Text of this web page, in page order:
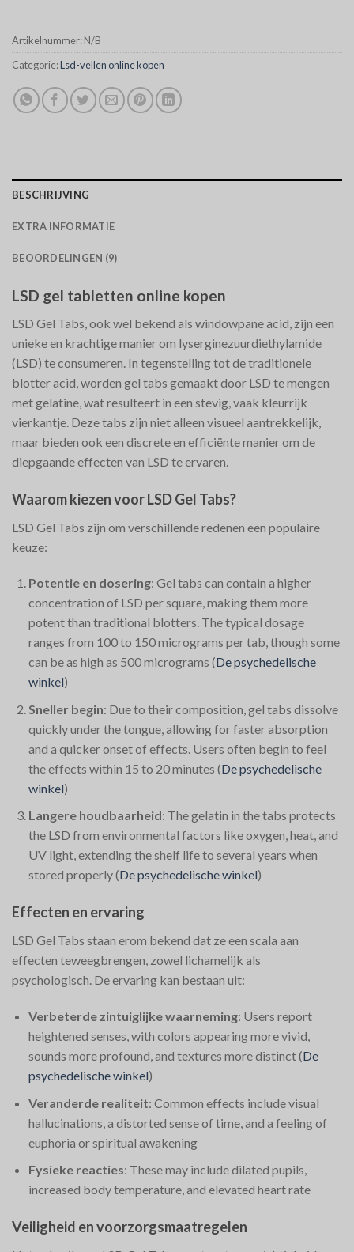
Artikelnummer:N/B
Categorie:Lsd-vellen online kopen
BESCHRIJVING
EXTRA INFORMATIE
BEOORDELINGEN (9)
LSD gel tabletten online kopen
LSD Gel Tabs, ook wel bekend als windowpane acid, zijn een
unieke en krachtige manier om lyserginezuurdiethylamide
(LSD) te consumeren. In tegenstelling tot de traditionele
blotter acid, worden gel tabs gemaakt door LSD te mengen
met gelatine, wat resulteert in een stevig, vaak kleurrijk
vierkantje. Deze tabs zijn niet alleen visueel aantrekkelijk,
maar bieden ook een discrete en efficiënte manier om de
diepgaande effecten van LSD te ervaren.
Waarom kiezen voor LSD Gel Tabs?
LSD Gel Tabs zijn om verschillende redenen een populaire
keuze:
Potentie en dosering: Gel tabs can contain a higher
concentration of LSD per square, making them more
potent than traditional blotters. The typical dosage
ranges from 100 to 150 micrograms per tab, though some
can be as high as 500 micrograms​ (De psychedelische
winkel)
Sneller begin: Due to their composition, gel tabs dissolve
quickly under the tongue, allowing for faster absorption
and a quicker onset of effects. Users often begin to feel
the effects within 15 to 20 minutes​ (De psychedelische
winkel)
Langere houdbaarheid: The gelatin in the tabs protects
the LSD from environmental factors like oxygen, heat, and
UV light, extending the shelf life to several years when
stored properly​(De psychedelische winkel)
Effecten en ervaring
LSD Gel Tabs staan erom bekend dat ze een scala aan
effecten teweegbrengen, zowel lichamelijk als
psychologisch. De ervaring kan bestaan uit:
Verbeterde zintuiglijke waarneming: Users report
heightened senses, with colors appearing more vivid,
sounds more profound, and textures more distinct​(De
psychedelische winkel)
Veranderde realiteit: Common effects include visual
hallucinations, a distorted sense of time, and a feeling of
euphoria or spiritual awakening​
Fysieke reacties: These may include dilated pupils,
increased body temperature, and elevated heart rate​
Veiligheid en voorzorgsmaatregelen